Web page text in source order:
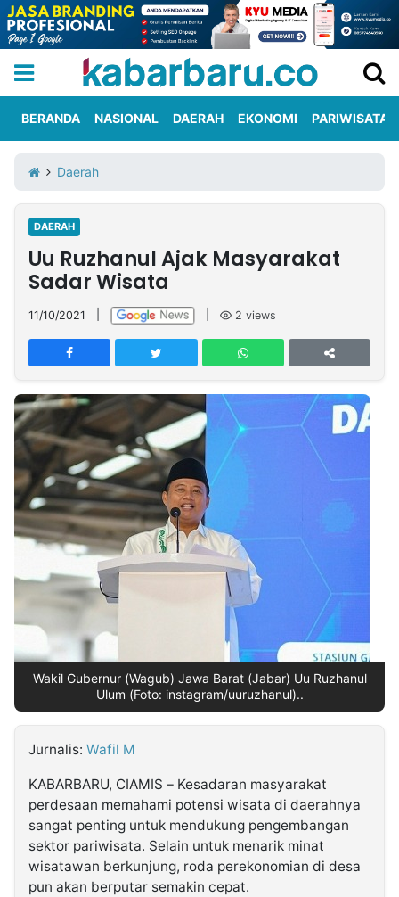
Iklan
Berita
Kami
Nasional
International
Olahraga
Entertainment
Daerah
Pariwisata
Kuliner
Kolom
Network
PT
TREETAN
MULTIMEDIA
INDONESIA
Partner
Insight
NTB
Suara
Time
Lens
IDN
Daily
Jogja
Jalan
Rakyat
Idealita
News
Kita
Notice
Dinamikapost.com
Radar
Baru
Seedbacklink
Kabarbaru.co
2026
BERANDA NASIONAL DAERAH EKONOMI PARIWISATA
Daerah
DAERAH
Uu Ruzhanul Ajak Masyarakat
Sadar Wisata
11/10/2021 2 views
Wakil Gubernur (Wagub) Jawa Barat (Jabar) Uu Ruzhanul
Ulum (Foto: instagram/uuruzhanul)..
Jurnalis: Wafil M
KABARBARU, CIAMIS – Kesadaran masyarakat
perdesaan memahami potensi wisata di daerahnya
sangat penting untuk mendukung pengembangan
sektor pariwisata. Selain untuk menarik minat
wisatawan berkunjung, roda perekonomian di desa
pun akan berputar semakin cepat.